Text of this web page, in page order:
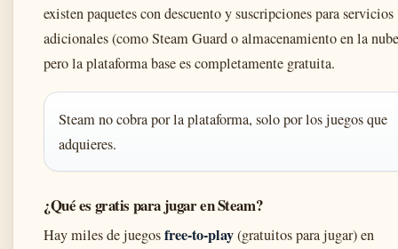
existen paquetes con descuento y suscripciones para servicios
adicionales (como Steam Guard o almacenamiento en la
pero la plataforma base es completamente gratuita.
Steam no cobra por la plataforma, solo por los juegos que
adquieres.
¿Qué es gratis para jugar en Steam?
Hay miles de juegosfree-to-play(gratuitos para jugar) en